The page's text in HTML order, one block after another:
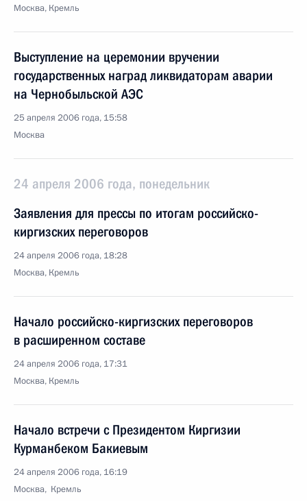
Москва, Кремль
Выступление на церемонии вручении
государственных наград ликвидаторам аварии
на Чернобыльской АЭС
25 апреля 2006 года, 15:58
Москва
24 апреля 2006 года, понедельник
Заявления для прессы по итогам российско-
киргизских переговоров
24 апреля 2006 года, 18:28
Москва, Кремль
Начало российско-киргизских переговоров
в расширенном составе
24 апреля 2006 года, 17:31
Москва, Кремль
Начало встречи с Президентом Киргизии
Курманбеком Бакиевым
24 апреля 2006 года, 16:19
Москва, Кремль